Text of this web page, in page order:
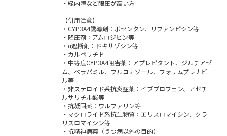
・緑内障など眼圧が高い方
【併用注意】
・CYP3A4誘導剤：ボセンタン、リファンピシン等
・降圧剤：アムロジピン等
・α遮断剤：ドキサゾシン等
・カルペリチド
・中等度CYP3A4阻害薬：アプレピタント、ジルチアゼ
ム、ベラパミル、フルコナゾール、フォサムプレナビ
ル等
・非ステロイド系抗炎症薬：イブプロフェン、アセチ
ルサリチル酸等
・抗凝固薬：ワルファリン等
・マクロライド系抗生物質：エリスロマイシン、クラ
リスロマイシン等
・抗精神病薬（うつ病以外の目的）